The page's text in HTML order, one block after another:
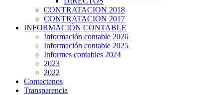
CONTRATACION 2018
CONTRATACION 2017
INFORMACIÓN CONTABLE
Información contable 2026
Información contable 2025
Informes contables 2024
2023
2022
Contactenos
Transparencia